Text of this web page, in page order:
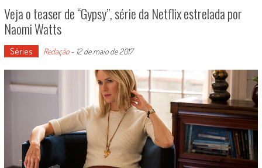
Veja o teaser de “Gypsy”, série da Netflix estrelada por
Naomi Watts
Séries Redação- 12 de maio de 2017